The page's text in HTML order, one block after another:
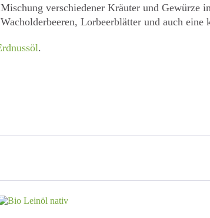
verschiedener Kräuter und Gewürze
Lorbeerblätter und auch eine
.